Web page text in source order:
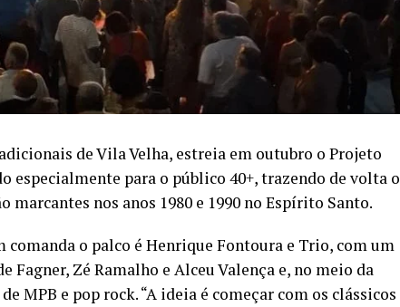
de Vila Velha, estreia em outubro o Projeto
especialmente para o público 40+, trazendo de volta o
marcantes nos anos 1980 e 1990 no Espírito Santo.
comanda o palco é Henrique Fontoura e Trio, com um
Fagner, Zé Ramalho e Alceu Valença e, no meio da
MPB e pop rock. “A ideia é começar com os clássicos